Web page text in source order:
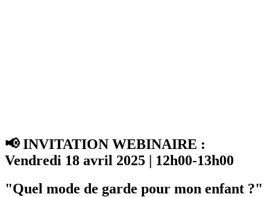
📢 INVITATION WEBINAIRE :
Vendredi 18 avril 2025 | 12h00-13h00
"Quel mode de garde pour mon enfant ?"